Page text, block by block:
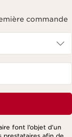
commande
font l’objet d’un